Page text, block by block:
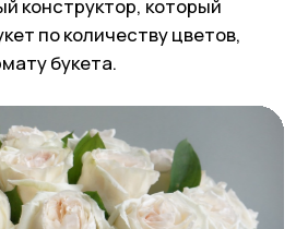
и Чистыми прудами
зумерские
магазин